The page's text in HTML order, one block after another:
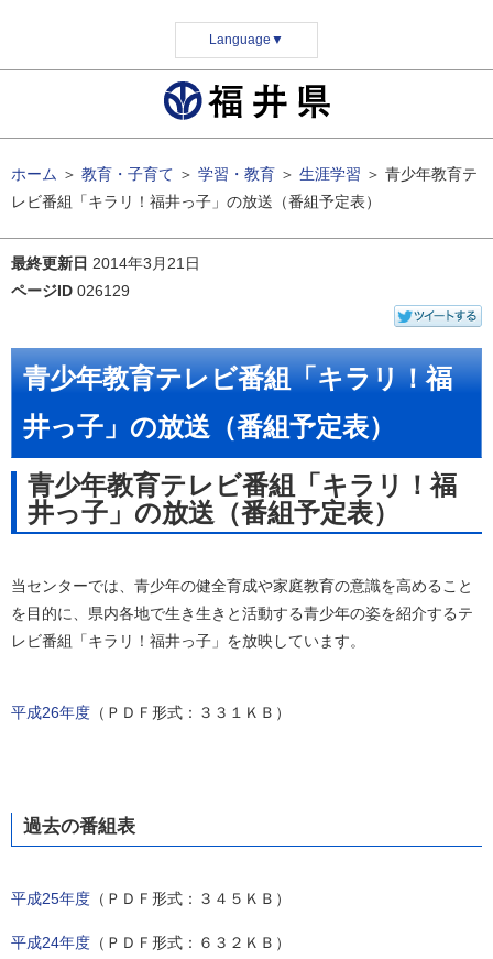
Language ▼
ホーム ＞ 教育・子育て ＞ 学習・教育 ＞ 生涯学習 ＞ 青少年教育テ
レビ番組「キラリ！福井っ子」の放送（番組予定表）
最終更新日 2014年3月21日
ページID 026129
青少年教育テレビ番組「キラリ！福
井っ子」の放送（番組予定表）
青少年教育テレビ番組「キラリ！福
井っ子」の放送（番組予定表）
当センターでは、青少年の健全育成や家庭教育の意識を高めること
を目的に、県内各地で生き生きと活動する青少年の姿を紹介するテ
レビ番組「キラリ！福井っ子」を放映しています。
平成26年度 （ＰＤＦ形式：３３１ＫＢ）
過去の番組表
平成25年度 （ＰＤＦ形式：３４５ＫＢ）
平成24年度 （ＰＤＦ形式：６３２ＫＢ）